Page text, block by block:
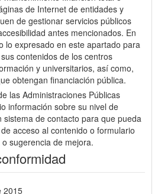
de Internet de entidades y
de gestionar servicios públicos
antes mencionados. En
lo expresado en este apartado para
contenidos de los centros
y universitarios, así como,
obtengan financiación pública.
las Administraciones Públicas
información sobre su nivel de
sistema de contacto para que pueda
acceso al contenido o formulario
sugerencia de mejora.
2015